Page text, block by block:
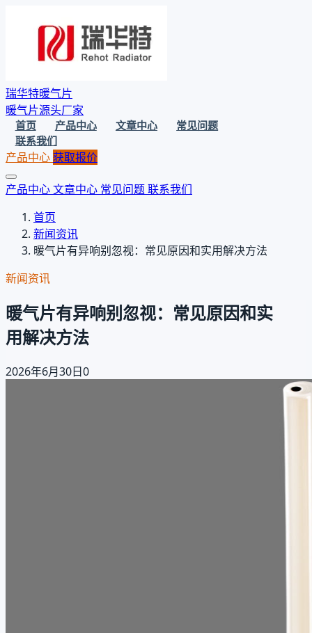
瑞华特暖气片
暖气片源头厂家
首页 产品中心 文章中心
常见问题
联系我们
产品中心获取报价
产品中心文章中心 常见问题联系我们
首页
新闻资讯
暖气片有异响别忽视：常见原因和实用解决方法
新闻资讯
暖气片有异响别忽视：常见原因和实
用解决方法
2026年6月30日0